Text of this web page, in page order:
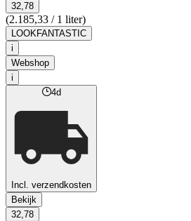
32,78
(2.185,33 / 1 liter)
LOOKFANTASTIC
i
Webshop
i
4d
Incl. verzendkosten
Bekijk
32,78